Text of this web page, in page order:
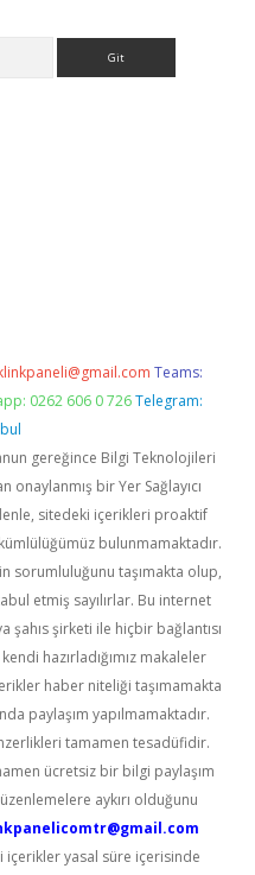
Teams:
0262 606 0 726 Telegram:
gereğince Bilgi Teknolojileri
onaylanmış bir Yer Sağlayıcı
sitedeki içerikleri proaktif
bulunmamaktadır.
sorumluluğunu taşımakta olup,
etmiş sayılırlar. Bu internet
şirketi ile hiçbir bağlantısı
hazırladığımız makaleler
haber niteliği taşımamakta
paylaşım yapılmamaktadır.
tamamen tesadüfidir.
ücretsiz bir bilgi paylaşım
aykırı olduğunu
yasal süre içerisinde